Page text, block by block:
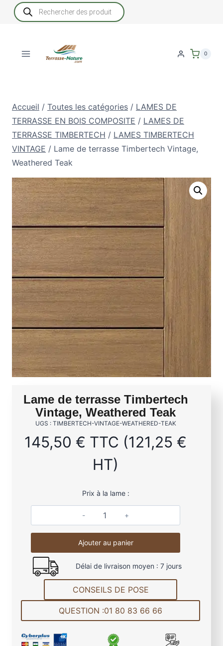
Recherche
de
produits
0
Accueil / Toutes les catégories / LAMES DE
TERRASSE EN BOIS COMPOSITE / LAMES DE
TERRASSE TIMBERTECH / LAMES TIMBERTECH
VINTAGE / Lame de terrasse Timbertech Vintage,
Weathered Teak
Lame de terrasse Timbertech
Vintage, Weathered Teak
UGS : TIMBERTECH-VINTAGE-WEATHERED-TEAK
145,50 € TTC (121,25 €
HT)
Prix à la lame :
q
u
a
t
i
t
é
d
L
Ajouter au panier
Délai de livraison moyen : 7 jours
CONSEILS DE POSE
QUESTION :01 80 83 66 66